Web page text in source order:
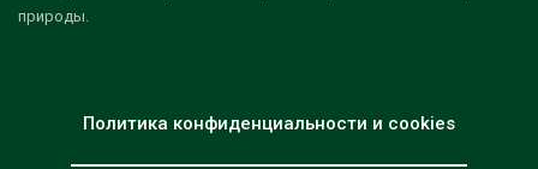
природы.
Политика конфиденциальности и cookies